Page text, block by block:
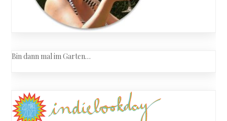
Bin dann mal im Garten…